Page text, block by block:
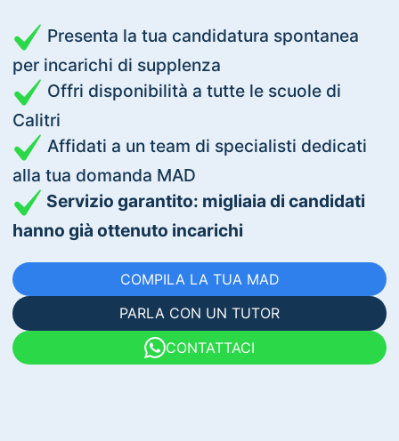
Presenta la tua candidatura spontanea
per incarichi di supplenza
Offri disponibilità a tutte le scuole di
Calitri
Affidati a un team di specialisti dedicati
alla tua domanda MAD
Servizio garantito: migliaia di candidati
hanno già ottenuto incarichi
COMPILA LA TUA MAD
PARLA CON UN TUTOR
CONTATTACI